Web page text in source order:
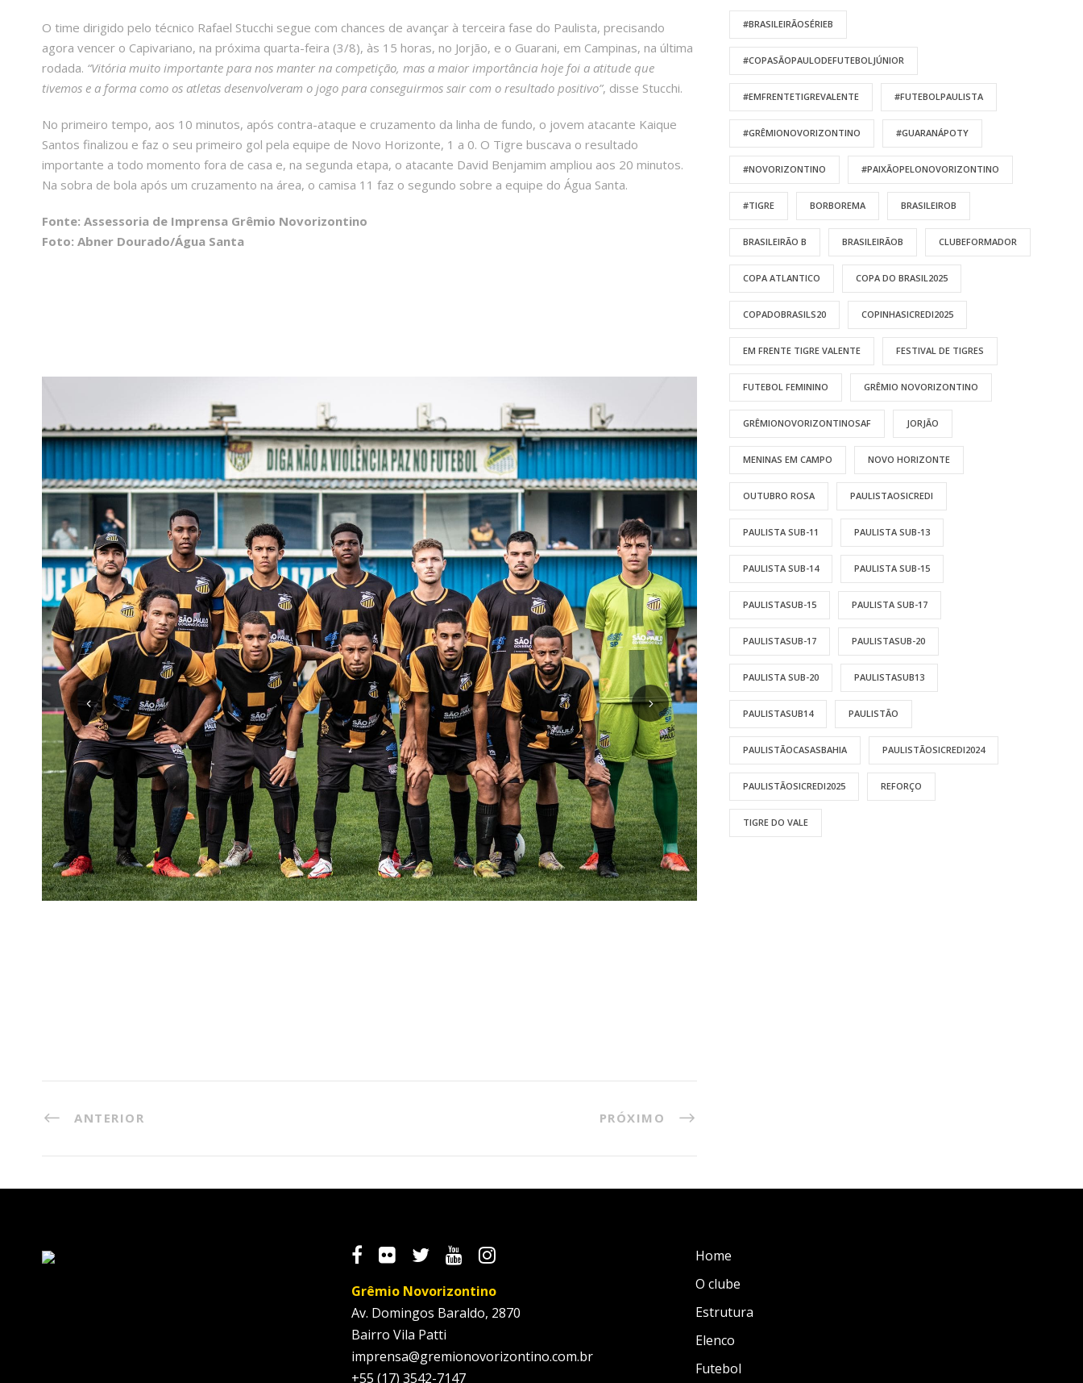
O time dirigido pelo técnico Rafael Stucchi segue com chances de avançar à terceira fase do Paulista, precisando
agora vencer o Capivariano, na próxima quarta-feira (3/8), às 15 horas, no Jorjão, e o Guarani, em Campinas, na última
rodada. “Vitória muito importante para nos manter na competição, mas a maior importância hoje foi a atitude que
tivemos e a forma como os atletas desenvolveram o jogo para conseguirmos sair com o resultado positivo”, disse Stucchi.
No primeiro tempo, aos 10 minutos, após contra-ataque e cruzamento da linha de fundo, o jovem atacante Kaique
Santos finalizou e faz o seu primeiro gol pela equipe de Novo Horizonte, 1 a 0. O Tigre buscava o resultado
importante a todo momento fora de casa e, na segunda etapa, o atacante David Benjamim ampliou aos 20 minutos.
Na sobra de bola após um cruzamento na área, o camisa 11 faz o segundo sobre a equipe do Água Santa.
Fonte: Assessoria de Imprensa Grêmio Novorizontino
Foto: Abner Dourado/Água Santa
ANTERIOR PRÓXIMO
#BRASILEIRÃOSÉRIEB
#COPASÃOPAULODEFUTEBOLJÚNIOR
#EMFRENTETIGREVALENTE #FUTEBOLPAULISTA
#GRÊMIONOVORIZONTINO #GUARANÁPOTY
#NOVORIZONTINO #PAIXÃOPELONOVORIZONTINO
#TIGRE BORBOREMA BRASILEIROB
BRASILEIRÃO B BRASILEIRÃOB CLUBEFORMADOR
COPA ATLANTICO COPA DO BRASIL2025
COPADOBRASILS20 COPINHASICREDI2025
EM FRENTE TIGRE VALENTE FESTIVAL DE TIGRES
FUTEBOL FEMININO GRÊMIO NOVORIZONTINO
GRÊMIONOVORIZONTINOSAF JORJÃO
MENINAS EM CAMPO NOVO HORIZONTE
OUTUBRO ROSA PAULISTAOSICREDI
PAULISTA SUB-11 PAULISTA SUB-13
PAULISTA SUB-14 PAULISTA SUB-15
PAULISTASUB-15 PAULISTA SUB-17
PAULISTASUB-17 PAULISTASUB-20
PAULISTA SUB-20 PAULISTASUB13
PAULISTASUB14 PAULISTÃO
PAULISTÃOCASASBAHIA PAULISTÃOSICREDI2024
PAULISTÃOSICREDI2025 REFORÇO
TIGRE DO VALE
Grêmio Novorizontino
Av. Domingos Baraldo, 2870
Bairro Vila Patti
imprensa@gremionovorizontino.com.br
+55 (17) 3542-7147
Home
O clube
Estrutura
Elenco
Futebol